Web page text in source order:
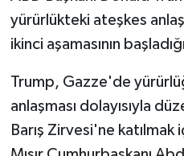
yürürlükteki ateşkes
ikinci aşamasının
Trump, Gazze'de
anlaşması dolayısıyla
Barış Zirvesi'ne katılmak